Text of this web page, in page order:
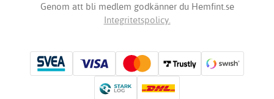
Genom att bli medlem godkänner du Hemfint.se
Integritetspolicy.